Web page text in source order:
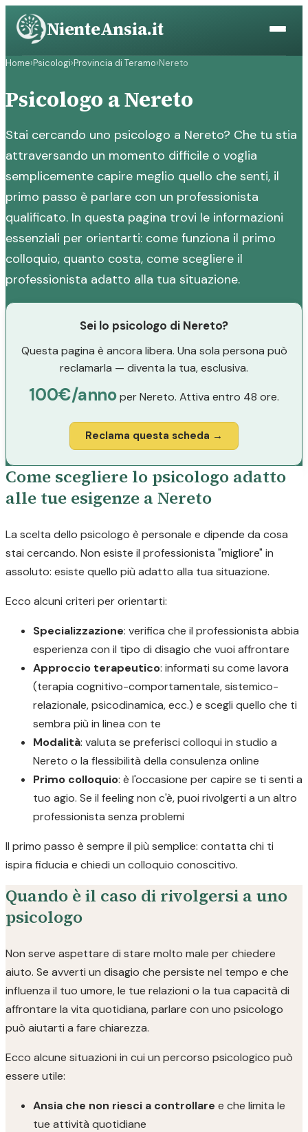
Vai
contenuto
NienteAnsia.it
Home›Psicologi›Provincia di Teramo›Nereto
Psicologo a Nereto
Stai cercando uno psicologo a Nereto? Che tu stia
attraversando un momento difficile o voglia
semplicemente capire meglio quello che senti, il
primo passo è parlare con un professionista
qualificato. In questa pagina trovi le informazioni
essenziali per orientarti: come funziona il primo
colloquio, quanto costa, come scegliere il
professionista adatto alla tua situazione.
Sei lo psicologo di Nereto?
Questa pagina è ancora libera. Una sola persona può
reclamarla — diventa la tua, esclusiva.
100€/annoper Nereto. Attiva entro 48 ore.
Reclama questa scheda →
Come scegliere lo psicologo adatto
alle tue esigenze a Nereto
La scelta dello psicologo è personale e dipende da cosa
stai cercando. Non esiste il professionista "migliore" in
assoluto: esiste quello più adatto alla tua situazione.
Ecco alcuni criteri per orientarti:
Specializzazione: verifica che il professionista abbia
esperienza con il tipo di disagio che vuoi affrontare
Approccio terapeutico: informati su come lavora
(terapia cognitivo-comportamentale, sistemico-
relazionale, psicodinamica, ecc.) e scegli quello che ti
sembra più in linea con te
Modalità: valuta se preferisci colloqui in studio a
Nereto o la flessibilità della consulenza online
Primo colloquio: è l'occasione per capire se ti senti a
tuo agio. Se il feeling non c'è, puoi rivolgerti a un altro
professionista senza problemi
Il primo passo è sempre il più semplice: contatta chi ti
ispira fiducia e chiedi un colloquio conoscitivo.
Quando è il caso di rivolgersi a uno
psicologo
Non serve aspettare di stare molto male per chiedere
aiuto. Se avverti un disagio che persiste nel tempo e che
influenza il tuo umore, le tue relazioni o la tua capacità di
affrontare la vita quotidiana, parlare con uno psicologo
può aiutarti a fare chiarezza.
Ecco alcune situazioni in cui un percorso psicologico può
essere utile:
Ansia che non riesci a controllare e che limita le
tue attività quotidiane